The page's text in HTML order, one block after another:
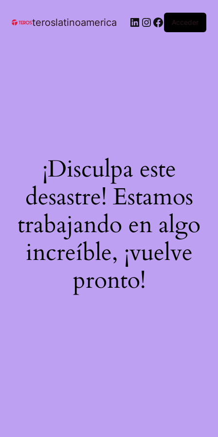
teroslatinoamerica Acceder
¡Disculpa este
desastre! Estamos
trabajando en algo
increíble, ¡vuelve
pronto!